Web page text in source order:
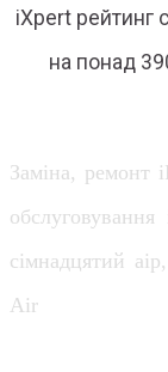
iXpert рейтинг
на понад
Заміна, ремонт
сімнадцятий
Air